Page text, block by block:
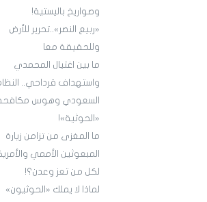
وصواريخ باليستية!
«ربيع النصر»..تحرير للأرض
وللحقيقة معا
ما بين اغتيال المحمدي
واستهداف قرداحي..
السعودي وهوس
«الحوثية»!
ما المغزى من تزامن زيارة
المبعوثين الأممي
لكل من تعز وعدن؟!
لماذا لا يملك «الحوثيون»